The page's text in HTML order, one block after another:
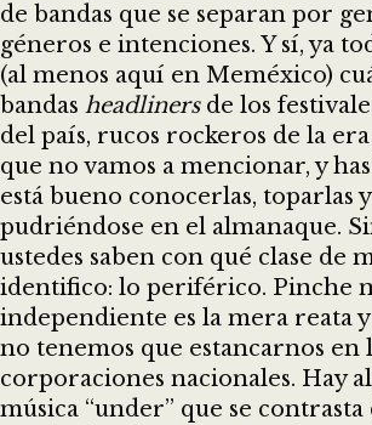
de bandas que se separan por
géneros e intenciones. Y sí, ya
(al menos aquí en Meméxico)
bandas headlinersde los
del país, rucos rockeros de la
que no vamos a mencionar, y
está bueno conocerlas, toparlas
pudriéndose en el almanaque.
ustedes saben con qué clase de
identifico: lo periférico. Pinche
independiente es la mera reata
no tenemos que estancarnos en
corporaciones nacionales. Hay
música “under” que se